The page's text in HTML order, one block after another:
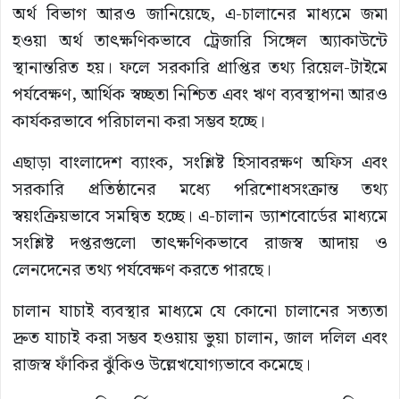
অর্থ বিভাগ আরও জানিয়েছে, এ-চালানের মাধ্যমে জমা
হওয়া অর্থ তাৎক্ষণিকভাবে ট্রেজারি সিঙ্গেল অ্যাকাউন্টে
স্থানান্তরিত হয়। ফলে সরকারি প্রাপ্তির তথ্য রিয়েল-টাইমে
পর্যবেক্ষণ, আর্থিক স্বচ্ছতা নিশ্চিত এবং ঋণ ব্যবস্থাপনা আরও
কার্যকরভাবে পরিচালনা করা সম্ভব হচ্ছে।
এছাড়া বাংলাদেশ ব্যাংক, সংশ্লিষ্ট হিসাবরক্ষণ অফিস এবং
সরকারি প্রতিষ্ঠানের মধ্যে পরিশোধসংক্রান্ত তথ্য
স্বয়ংক্রিয়ভাবে সমন্বিত হচ্ছে। এ-চালান ড্যাশবোর্ডের মাধ্যমে
সংশ্লিষ্ট দপ্তরগুলো তাৎক্ষণিকভাবে রাজস্ব আদায় ও
লেনদেনের তথ্য পর্যবেক্ষণ করতে পারছে।
চালান যাচাই ব্যবস্থার মাধ্যমে যে কোনো চালানের সত্যতা
দ্রুত যাচাই করা সম্ভব হওয়ায় ভুয়া চালান, জাল দলিল এবং
রাজস্ব ফাঁকির ঝুঁকিও উল্লেখযোগ্যভাবে কমেছে।